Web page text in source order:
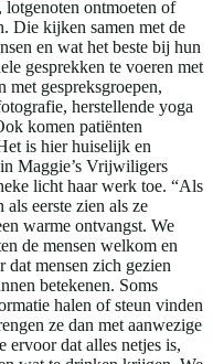
ontmoeten of
Die kijken samen met de
en wat het beste bij hun
gesprekken te voeren met
met gespreksgroepen,
herstellende yoga
komen patiënten
is hier huiselijk en
Maggie’s Vrijwiligers
licht haar werk toe. “Als
eerste zien als ze
warme ontvangst. We
de mensen welkom en
mensen zich gezien
betekenen. Soms
halen of steun vinden
ze dan met aanwezige
ervoor dat alles netjes is,